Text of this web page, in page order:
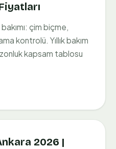
çim biçme,
kontrolü. Yıllık bakım
kapsam tablosu
2026 |